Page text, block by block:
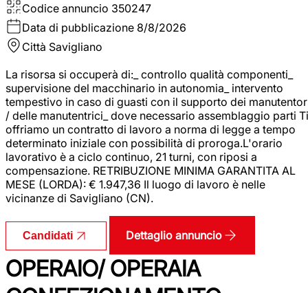
Codice annuncio 350247
Data di pubblicazione 8/8/2026
Città Savigliano
La risorsa si occuperà di:_ controllo qualità componenti_
supervisione del macchinario in autonomia_ intervento
tempestivo in caso di guasti con il supporto dei
/ delle manutentrici_ dove necessario assemblaggio parti Ti
offriamo un contratto di lavoro a norma di legge a tempo
determinato iniziale con possibilità di proroga.L'orario
lavorativo è a ciclo continuo, 21 turni, con riposi a
compensazione. RETRIBUZIONE MINIMA GARANTITA AL
MESE (LORDA): € 1.947,36 Il luogo di lavoro è nelle
vicinanze di Savigliano (CN).
Candidati Dettaglio annuncio
OPERAIO/ OPERAIA